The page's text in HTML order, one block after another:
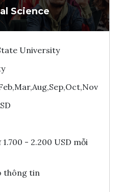
Science
University
1.700 - 2.200 USD mỗi
thông tin